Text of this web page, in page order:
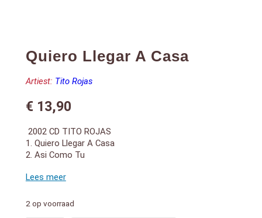
Quiero Llegar A Casa
Artiest: Tito Rojas
€13,90
2002 CD TITO ROJAS
1. Quiero Llegar A Casa
2. Asi Como Tu
4. Vivir Sin Tu Amor
6. Te Lo Pido Senor (Salsa)
2 op voorraad